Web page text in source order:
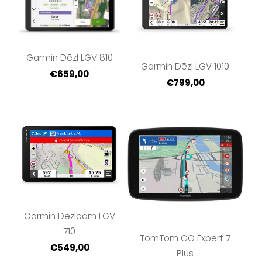
Garmin Dēzl LGV 810
€659,00
Garmin Dēzl LGV 1010
€799,00
Garmin Dēzlcam LGV
710
€549,00
TomTom GO Expert 7
Plus